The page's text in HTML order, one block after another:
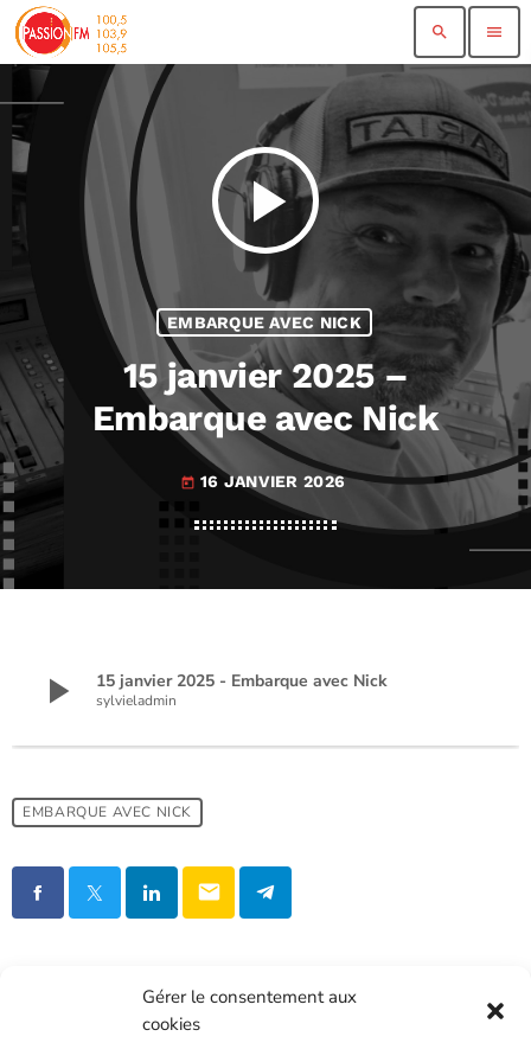
Gérer le consentement aux
cookies
search menu
play_arrow
EMBARQUE AVEC NICK
15 janvier 2025 –
Embarque avec Nick
today 16 JANVIER 2026
play_arrow 15 janvier 2025 - Embarque avec Nick
sylvieladmin
EMBARQUE AVEC NICK
email